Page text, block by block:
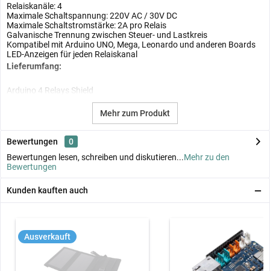
Relaiskanäle: 4
Maximale Schaltspannung: 220V AC / 30V DC
Maximale Schaltstromstärke: 2A pro Relais
Galvanische Trennung zwischen Steuer- und Lastkreis
Kompatibel mit Arduino UNO, Mega, Leonardo und anderen Boards
LED-Anzeigen für jeden Relaiskanal
Lieferumfang:
Arduino 4 Relays Shield
Mehr zum Produkt
Bewertungen
0
Bewertungen lesen, schreiben und diskutieren...Mehr zu den
Bewertungen
Kunden kauften auch
Ausverkauft